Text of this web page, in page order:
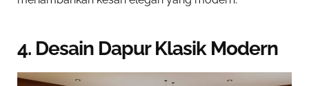
4. Desain Dapur Klasik Modern